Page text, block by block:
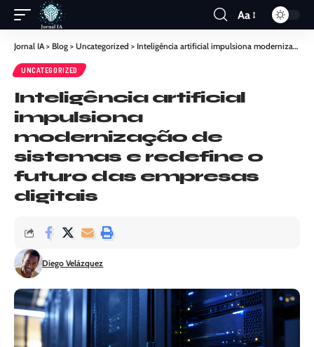
Aa
Jornal IA> Blog > Uncategorized > Inteligência artificial impulsiona modernização de sistemas e redefine o futuro das empresas digitais
UNCATEGORIZED
Inteligência artificial
impulsiona
modernização de
sistemas e redefine o
futuro das empresas
digitais
Diego Velázquez